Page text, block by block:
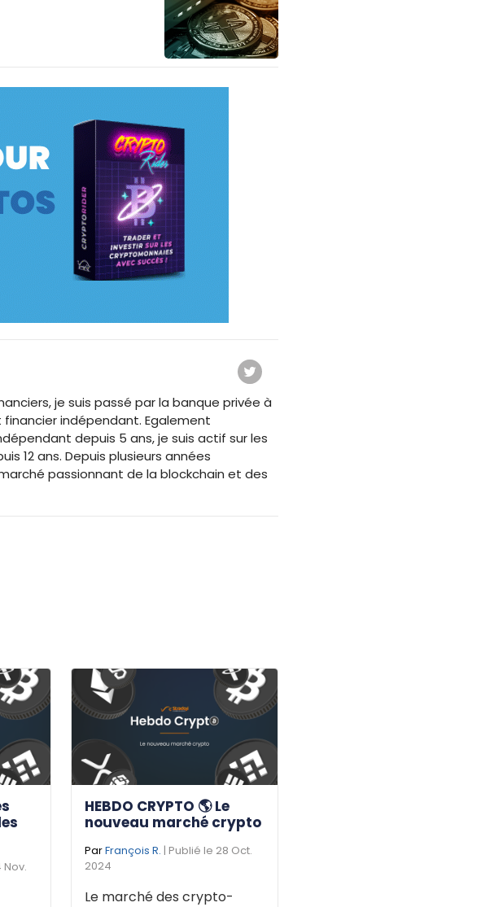
je suis passé par la banque privée à
indépendant. Egalement
depuis 5 ans, je suis actif sur les
12 ans. Depuis plusieurs années
passionnant de la blockchain et des
Nov.
HEBDO CRYPTO 🌎 Le
nouveau marché crypto
ParFrançois R. | Publié le 28 Oct.
2024
Le marché des crypto-